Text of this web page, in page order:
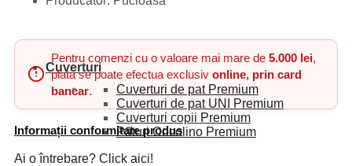
Cuverturi
Cuverturi de pat Premium
Cuverturi de pat UNI
Premium
Cuverturi copii Premium
Pături Cocolino Premium
Pentru comenzi cu o valoare mai mare de 5.000 lei,
plata se poate efectua exclusiv online, prin card
bancar.
Informații conformitate produs
Ai o întrebare? Click aici!